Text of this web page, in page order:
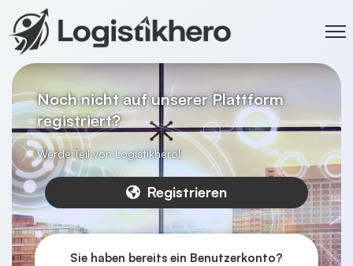
Noch nicht auf unserer Plattform
registriert?
Werde Teil von Logistikhero!
Registrieren
Sie haben bereits ein Benutzerkonto?